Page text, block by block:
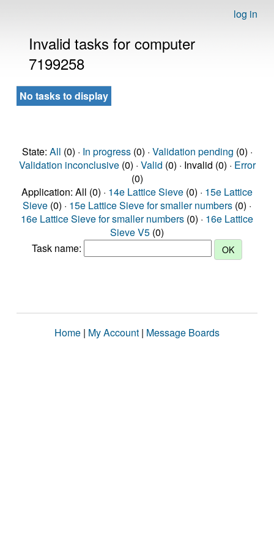
log in
Invalid tasks for computer
7199258
No tasks to display
State: All (0) · In progress(0) · Validation pending (0) ·
Validation inconclusive(0) · Valid (0) · Invalid (0) · Error
(0)
Application: All (0) · 14e Lattice Sieve (0) · 15e Lattice
Sieve (0) · 15e Lattice Sieve for smaller numbers (0) ·
16e Lattice Sieve for smaller numbers (0) · 16e Lattice
Sieve V5 (0)
Task name:
Home | My Account | Message Boards